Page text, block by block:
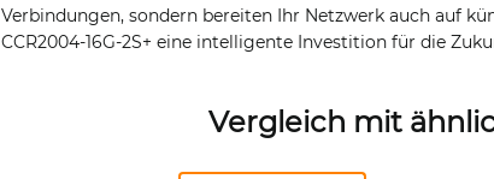
Verbindungen, sondern bereiten Ihr Netzwerk auch auf
CCR2004-16G-2S+ eine intelligente Investition für die
Vergleich mit